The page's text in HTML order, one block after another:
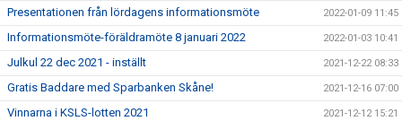
Presentationen från lördagens informationsmöte 2022-01-09 11:45
Informationsmöte-föräldramöte 8 januari 2022 2022-01-03 10:41
Julkul 22 dec 2021 - inställt 2021-12-22 08:33
Gratis Baddare med Sparbanken Skåne! 2021-12-16 07:00
Vinnarna i KSLS-lotten 2021 2021-12-12 15:21